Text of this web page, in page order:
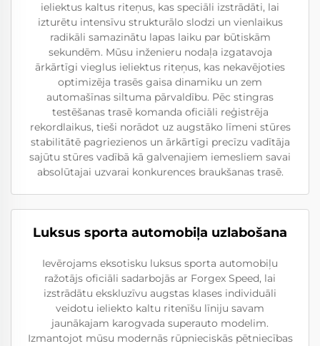
ieliektus kaltus riteņus, kas speciāli izstrādāti, lai
izturētu intensīvu strukturālo slodzi un vienlaikus
radikāli samazinātu lapas laiku par būtiskām
sekundēm. Mūsu inženieru nodaļa izgatavoja
ārkārtīgi vieglus ieliektus riteņus, kas nekavējoties
optimizēja trasēs gaisa dinamiku un zem
automašīnas siltuma pārvaldību. Pēc stingras
testēšanas trasē komanda oficiāli reģistrēja
rekordlaikus, tieši norādot uz augstāko līmeni stūres
stabilitātē pagriezienos un ārkārtīgi precīzu vadītāja
sajūtu stūres vadībā kā galvenajiem iemesliem savai
absolūtajai uzvarai konkurences braukšanas trasē.
Luksus sporta automobiļa uzlabošana
Ievērojams eksotisku luksus sporta automobiļu
ražotājs oficiāli sadarbojās ar Forgex Speed, lai
izstrādātu ekskluzīvu augstas klases individuāli
veidotu ieliekto kaltu ritenīšu līniju savam
jaunākajam karogvada superauto modelim.
Izmantojot mūsu modernās rūpnieciskās pētniecības